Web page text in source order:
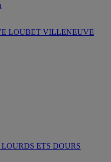
LOUBET VILLENEUVE
ETS DOURS